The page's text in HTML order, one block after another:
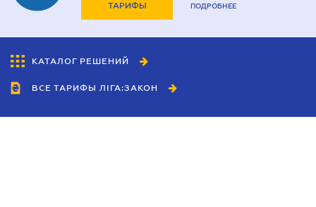
ТАРИФЫ ПОДРОБНЕЕ
КАТАЛОГ РЕШЕНИЙ
ВСЕ ТАРИФЫ ЛІГА:ЗАКОН